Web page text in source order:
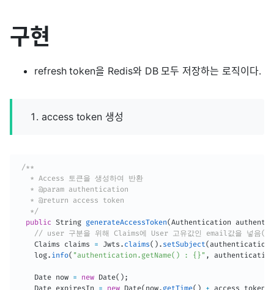
구현
refresh token을 Redis와 DB 모두 저장하는 로직이다.
access token 생성
/**
   * Access 토큰을 생성하여 반환
   * @param authentication
   * @return access token
   */
public String generateAccessToken(Authentication
// user 구분을 위해 Claims에 User 고유값인 email값을 넣음
Claims claims = Jwts . claims( ) . setSubject(authentication
    log
. info( "authentication.getName() : {}" , authentication
Date now = new Date( ) ;
Date expiresIn = new Date( now. getTime( ) +